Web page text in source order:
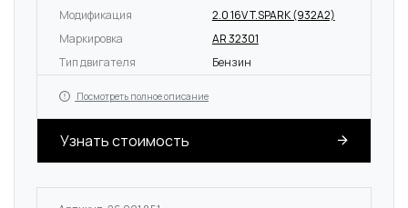
Модификация
2.0 16V T.SPARK (932A2)
Маркировка
AR 32301
Тип двигателя
Бензин
Посмотреть полное описание
Узнать стоимость